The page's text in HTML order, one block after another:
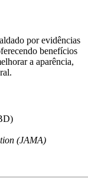
por evidências
benefícios
a aparência,
(JAMA)